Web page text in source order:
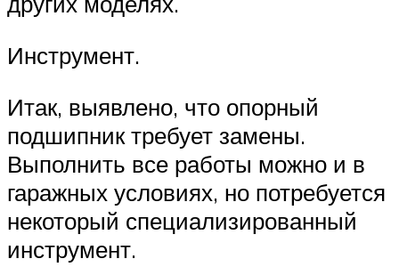
Инструмент.
Итак, выявлено, что опорный
подшипник требует замены.
Выполнить все работы можно и в
гаражных условиях, но потребуется
некоторый специализированный
инструмент.